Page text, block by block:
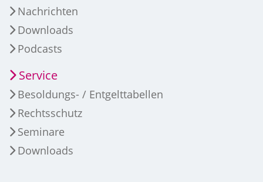
Nachrichten
Downloads
Podcasts
Service
Besoldungs- / Entgelttabellen
Rechtsschutz
Seminare
Downloads